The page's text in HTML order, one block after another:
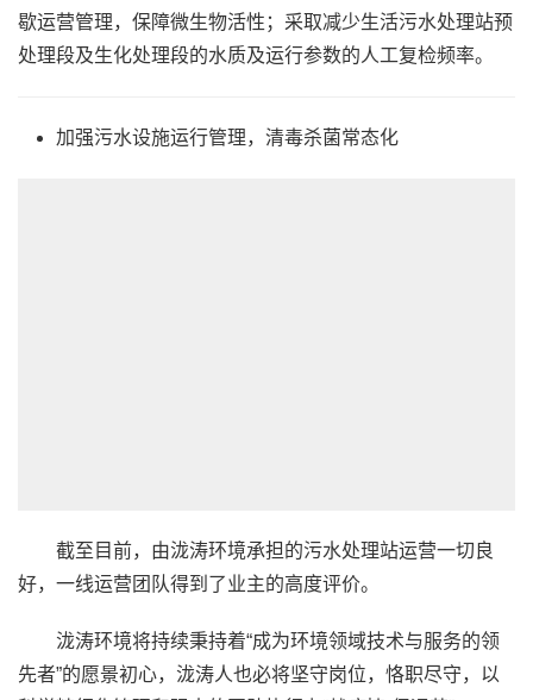
歇运营管理，保障微生物活性；采取减少生活污水处理站预
处理段及生化处理段的水质及运行参数的人工复检频率。
加强污水设施运行管理，清毒杀菌常态化
好，一线运营团队得到了业主的高度评价。
先者”的愿景初心，泷涛人也必将坚守岗位，恪职尽守，以
科学精细化管理和强大的团队执行力“战疫情·保运营”。